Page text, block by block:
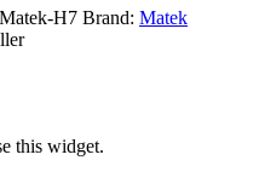
Matek-H7 Brand: Matek
this widget.